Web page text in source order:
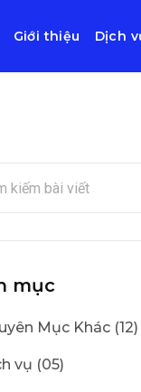
Giới thiệu Dịch
mục
Mục Khác (12)
vụ (05)